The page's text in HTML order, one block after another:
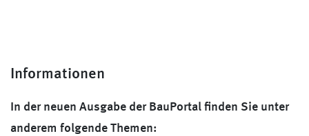
Informationen
In der neuen Ausgabe der BauPortal finden Sie unter
anderem folgende Themen: